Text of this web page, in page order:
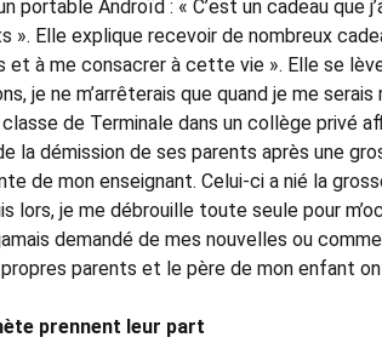
portable Androïd : « C’est un cadeau que
». Elle explique recevoir de nombreux
à me consacrer à cette vie ». Elle se
je ne m’arrêterais que quand je me serais
classe de Terminale dans un collège privé
la démission de ses parents après une
de mon enseignant. Celui-ci a nié la
lors, je me débrouille toute seule pour
demandé de mes nouvelles ou
parents et le père de mon enfant
prennent leur part